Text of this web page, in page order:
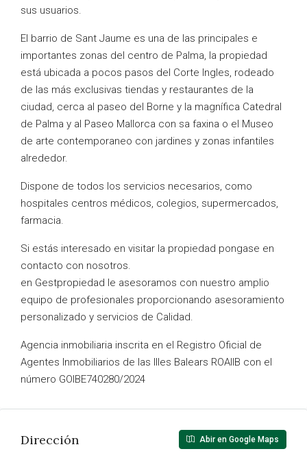
sus usuarios.
El barrio de Sant Jaume es una de las principales e
importantes zonas del centro de Palma, la propiedad
está ubicada a pocos pasos del Corte Ingles, rodeado
de las más exclusivas tiendas y restaurantes de la
ciudad, cerca al paseo del Borne y la magnífica Catedral
de Palma y al Paseo Mallorca con sa faxina o el Museo
de arte contemporaneo con jardines y zonas infantiles
alrededor.
Dispone de todos los servicios necesarios, como
hospitales centros médicos, colegios, supermercados,
farmacia.
Si estás interesado en visitar la propiedad pongase en
contacto con nosotros.
en Gestpropiedad le asesoramos con nuestro amplio
equipo de profesionales proporcionando asesoramiento
personalizado y servicios de Calidad.
Agencia inmobiliaria inscrita en el Registro Oficial de
Agentes Inmobiliarios de las Illes Balears ROAIIB con el
número GOIBE740280/2024
Dirección Abir en Google Maps